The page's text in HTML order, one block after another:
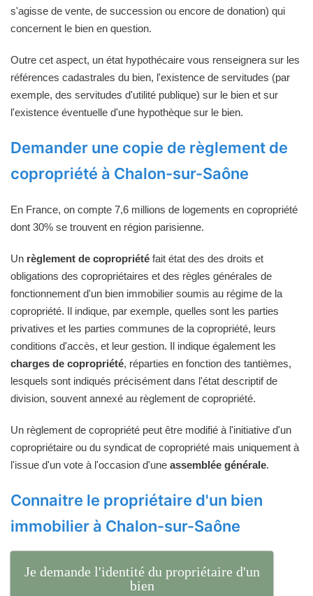
s'agisse de vente, de succession ou encore de donation) qui
concernent le bien en question.
Outre cet aspect, un état hypothécaire vous renseignera sur les
références cadastrales du bien, l'existence de servitudes (par
exemple, des servitudes d'utilité publique) sur le bien et sur
l'existence éventuelle d'une hypothèque sur le bien.
Demander une copie de règlement de
copropriété à Chalon-sur-Saône
En France, on compte 7,6 millions de logements en copropriété
dont 30% se trouvent en région parisienne.
Un règlement de copropriété fait état des des droits et
obligations des copropriétaires et des règles générales de
fonctionnement d'un bien immobilier soumis au régime de la
copropriété. Il indique, par exemple, quelles sont les parties
privatives et les parties communes de la copropriété, leurs
conditions d'accès, et leur gestion. Il indique également les
charges de copropriété, réparties en fonction des tantièmes,
lesquels sont indiqués précisément dans l'état descriptif de
division, souvent annexé au règlement de copropriété.
Un règlement de copropriété peut être modifié à l'initiative d'un
copropriétaire ou du syndicat de copropriété mais uniquement à
l'issue d'un vote à l'occasion d'une assemblée générale.
Connaitre le propriétaire d'un bien
immobilier à Chalon-sur-Saône
Je demande l'identité du propriétaire d'un
bien